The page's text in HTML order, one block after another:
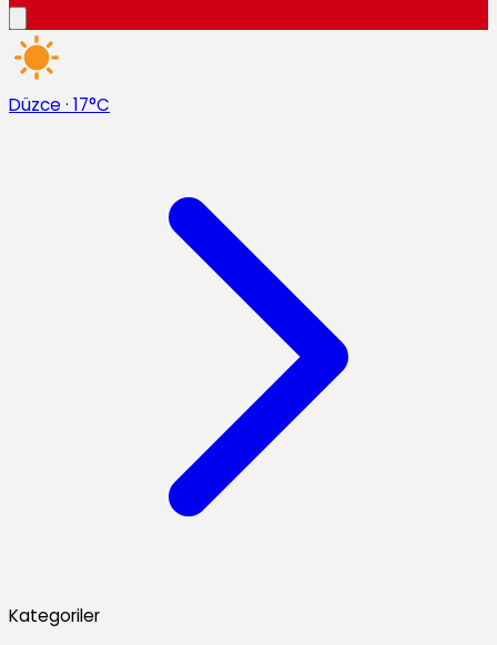
Düzce · 17°C
Kategoriler